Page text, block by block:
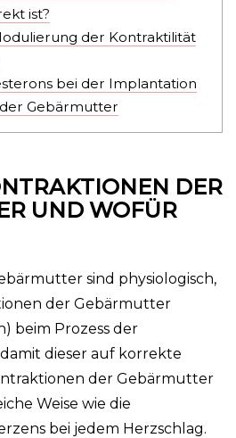
ist?
der Kontraktilität
bei der Implantation
Gebärmutter
DER
UND WOFÜR
sind physiologisch,
der Gebärmutter
beim Prozess der
dieser auf korrekte
der Gebärmutter
Weise wie die
bei jedem Herzschlag.